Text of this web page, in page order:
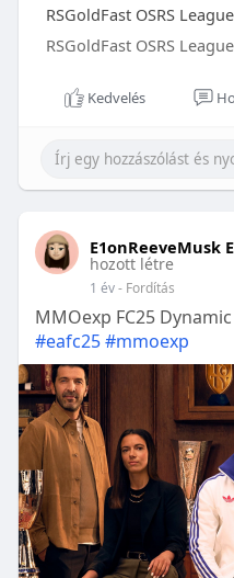
RSGoldFast OSRS
RSGoldFast OSRS
Kedvelés
E1onReeveMusk
hozott létre
1 év- Fordítás
MMOexp FC25
#eafc25#mmoexp